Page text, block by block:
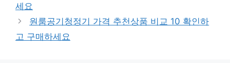
리
세요
원룸공기청정기 가격 추천상품 비교 10 확인하
고 구매하세요